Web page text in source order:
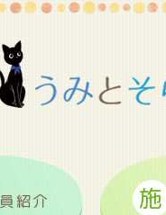
員紹介 施